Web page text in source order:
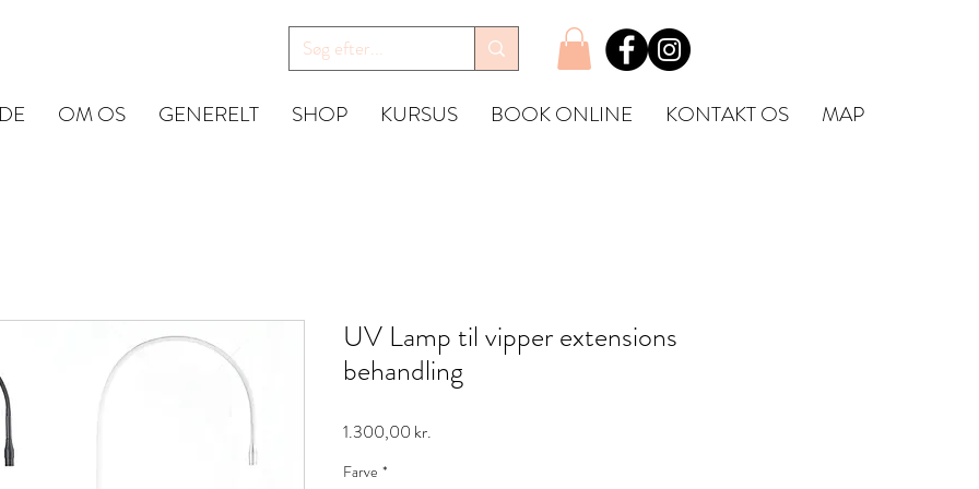
OM OS GENERELT SHOP KURSUS BOOK ONLINE KONTAKT OS MAP
UV Lamp til vipper extensions
behandling
1.300,00 kr.
Farve *